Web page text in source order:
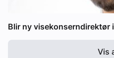
Blir ny visekonserndirektør
Vis